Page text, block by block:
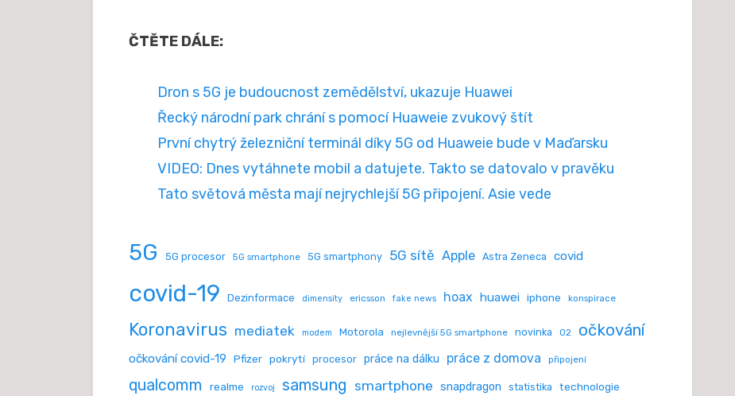
ČTĚTE DÁLE:
Dron s 5G je budoucnost zemědělství, ukazuje Huawei
Řecký národní park chrání s pomocí Huaweie zvukový štít
První chytrý železniční terminál díky 5G od Huaweie bude v Maďarsku
VIDEO: Dnes vytáhnete mobil a datujete. Takto se datovalo v pravěku
Tato světová města mají nejrychlejší 5G připojení. Asie vede
5G 5G procesor 5G smartphone 5G smartphony 5G sítě Apple Astra Zeneca covid
covid-19 Dezinformace dimensity ericsson fake news hoax huawei iphone konspirace
Koronavirus mediatek modem Motorola nejlevnější 5G smartphone novinka O2 očkování
očkování covid-19 Pfizer pokrytí procesor práce na dálku práce z domova připojení
qualcomm realme rozvoj samsung smartphone snapdragon statistika technologie